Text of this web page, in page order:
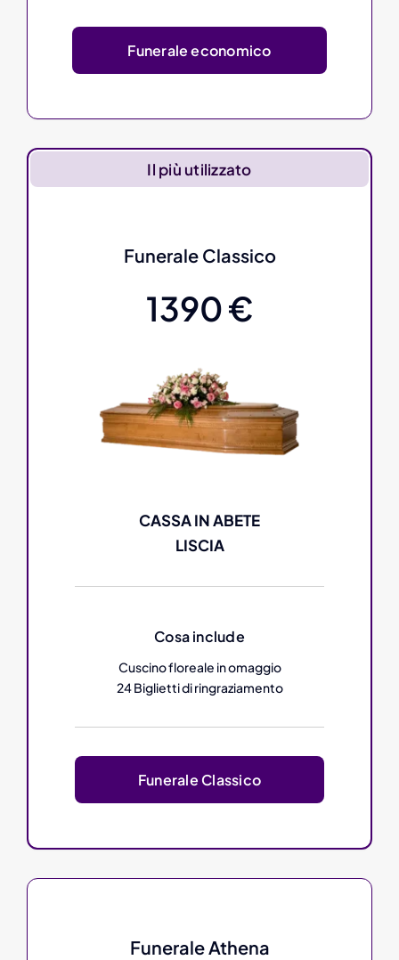
Funerale economico
Il più utilizzato
Funerale Classico
1390 €
CASSA IN ABETE
LISCIA
Cosa include
Cuscino floreale in omaggio
24 Biglietti di ringraziamento
Funerale Classico
Funerale Athena